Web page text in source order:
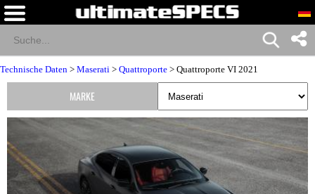
Technische Daten > Maserati > Quattroporte > Quattroporte VI 2021
MARKE